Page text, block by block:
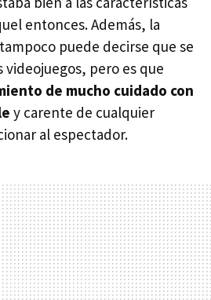
entonces. Además, la
puede decirse que se
videojuegos, pero es que
de mucho cuidado con
y carente de cualquier
al espectador.